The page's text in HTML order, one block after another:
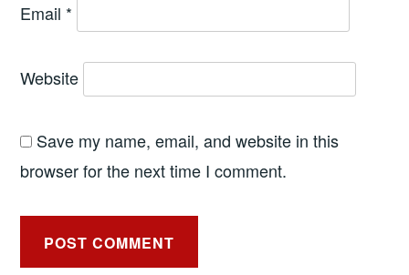
Email *
Website
Save my name, email, and website in this
browser for the next time I comment.